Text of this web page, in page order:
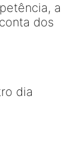
a
dos
dia